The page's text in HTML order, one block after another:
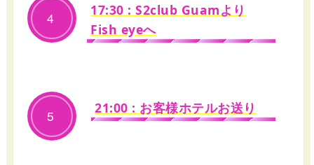
4
17:30 : S2club Guamより
Fish eyeへ
5 21:00 : お客様ホテルお送り